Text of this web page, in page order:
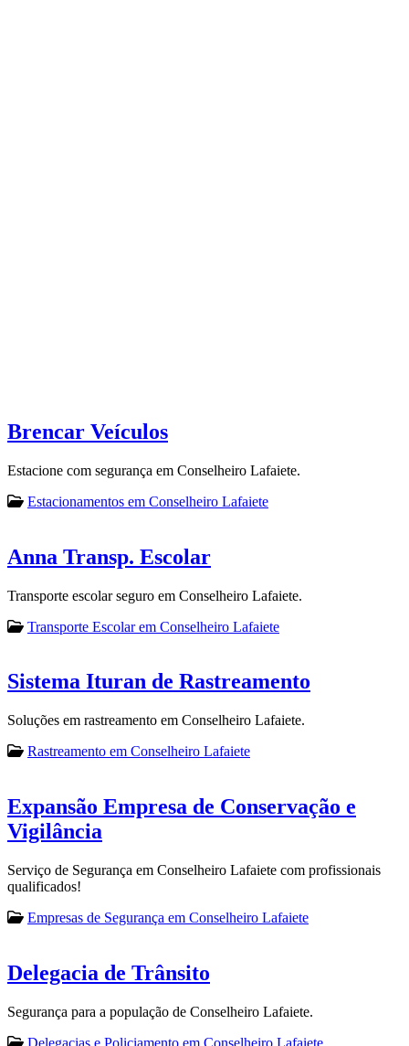
Brencar Veículos
Estacione com segurança em Conselheiro Lafaiete.
Estacionamentos em Conselheiro Lafaiete
Anna Transp. Escolar
Transporte escolar seguro em Conselheiro Lafaiete.
Transporte Escolar em Conselheiro Lafaiete
Sistema Ituran de Rastreamento
Soluções em rastreamento em Conselheiro Lafaiete.
Rastreamento em Conselheiro Lafaiete
Expansão Empresa de Conservação e
Vigilância
Serviço de Segurança em Conselheiro Lafaiete com profissionais
qualificados!
Empresas de Segurança em Conselheiro Lafaiete
Delegacia de Trânsito
Segurança para a população de Conselheiro Lafaiete.
Delegacias e Policiamento em Conselheiro Lafaiete